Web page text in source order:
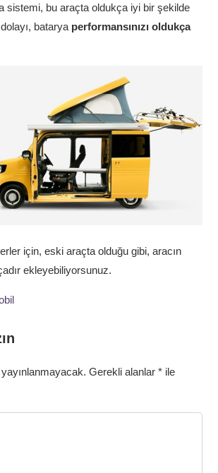
sistemi, bu araçta oldukça iyi bir şekilde
bataryaperformansınızı oldukça
için, eski araçta olduğu gibi, aracın
ekleyebiliyorsunuz.
Gerekli alanlar *ile